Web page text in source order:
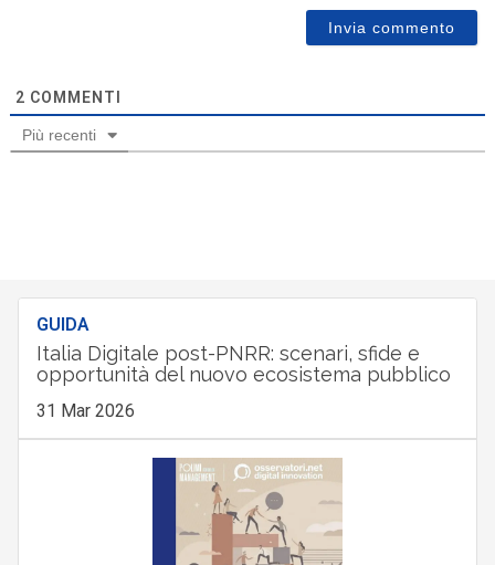
2 COMMENTI
Più recenti
GUIDA
Italia Digitale post-PNRR: scenari, sfide e
opportunità del nuovo ecosistema pubblico
31 Mar 2026